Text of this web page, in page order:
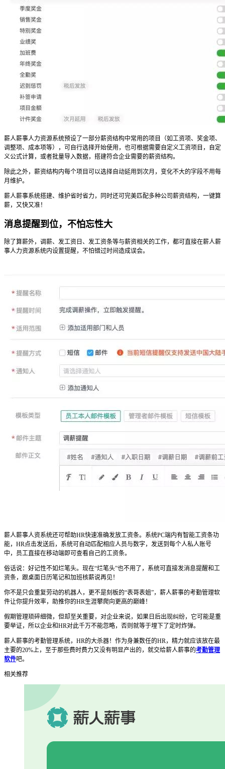
薪人薪事人力资源系统预设了一部分薪资结构中常用的项目（如工资项、奖金项、
调整项、成本项等），可自行选择开始使用，也可根据需要自定义工资项目，自定
义公式计算，或者批量导入数据，搭建符合企业需要的薪资结构。
除此之外，薪资结构内每个项目可以选择自动延用到次月，变化不大的字段不用每
月维护。
薪人薪事系统搭建、维护省时省力，同时还可完美匹配多种公司薪资结构，一键算
薪，又快又准！
消息提醒到位，不怕忘性大
除了算薪外，调薪、发工资日、发工资条等与薪资相关的工作，都可直接在薪人薪
事人力资源系统内设置提醒，不怕错过时间造成误会。
薪人薪事人资系统还可帮助HR快速准确发放工资条。系统PC端内有智能工资条功
能，HR点击发送后，系统可自动匹配相应人员与数字，发送到每个人私人账号
中，员工直接在移动端即可查看自己的工资条。
俗话说：好记性不如烂笔头。现在“烂笔头”也不用了，系统可直接发消息提醒和工
资条，跟桌面日历笔记和加班核薪说再见！
你不是只会重复劳动的机器人，更不是刻板的“表哥表姐”，薪人薪事的考勤管理软
件让你提升效率，助推你的HR生涯攀爬向更高的巅峰！
假期管理琐碎细微，但却至关重要，对企业来说，如果日后出现纠纷，它可能是重
要举证，所以企业和HR对此千万不能忽略，否则就等于埋下了定时炸弹。
薪人薪事的考勤管理系统，HR的大杀器！作为身兼数任的HR，精力就应该放在最
主要的20%上，至于那些费时费力又没有明显产出的，就交给薪人薪事的考勤管理
软件吧。
相关推荐